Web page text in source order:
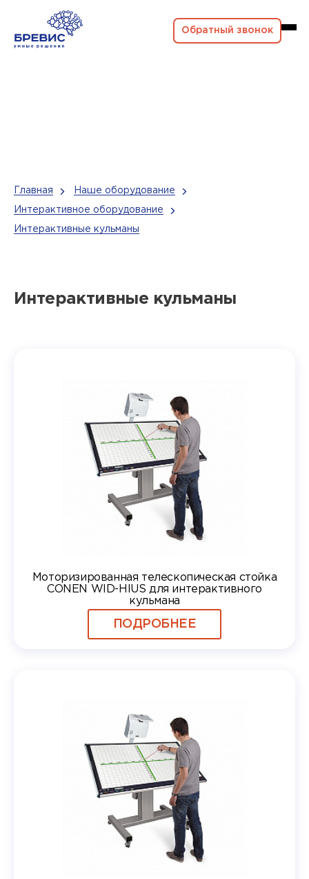
Обратный звонок
Главная Наше оборудование
Интерактивное оборудование
Интерактивные кульманы
Интерактивные кульманы
Моторизированная телескопическая стойка
CONEN WID-HIUS для интерактивного
кульмана
ПОДРОБНЕЕ